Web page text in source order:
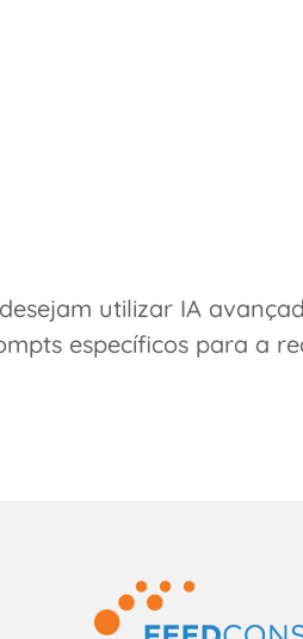
utilizar IA
específicos para a